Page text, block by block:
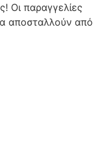
Οι παραγγελίες
αποσταλλούν από